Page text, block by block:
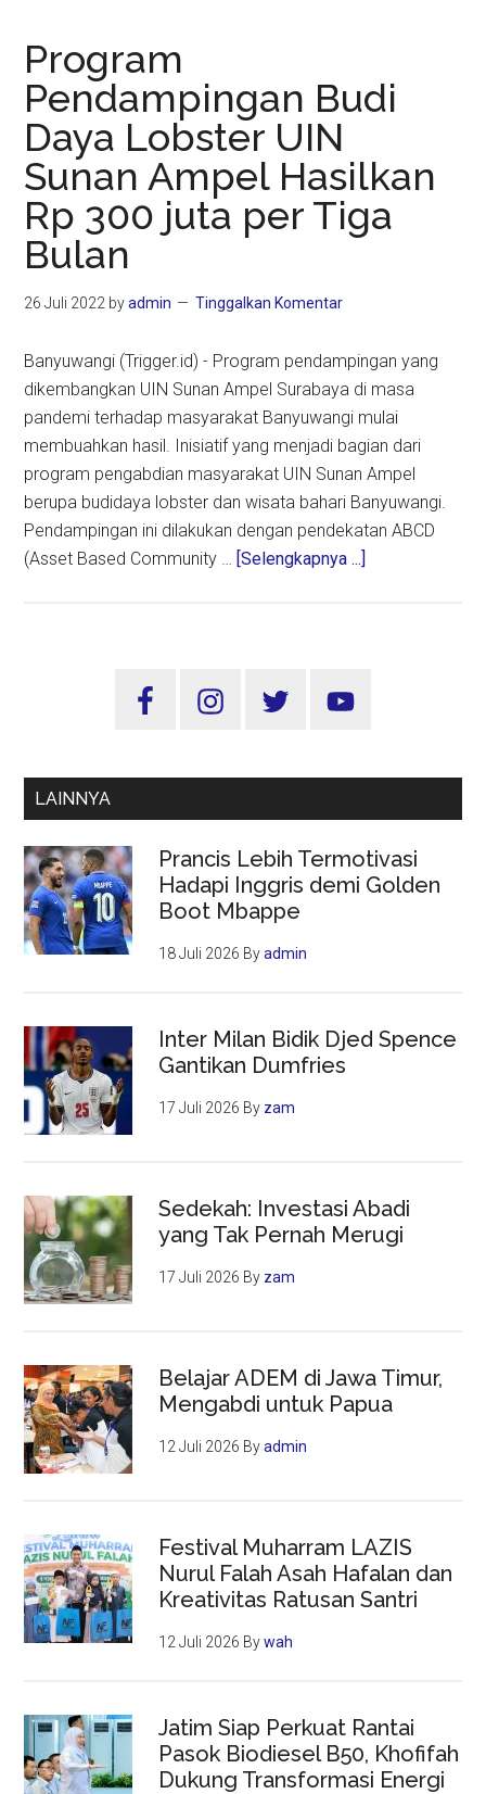
Program
Pendampingan Budi
Daya Lobster UIN
Sunan Ampel Hasilkan
Rp 300 juta per Tiga
Bulan
26 Juli 2022 byadmin Tinggalkan Komentar
Banyuwangi (Trigger.id) - Program pendampingan yang
dikembangkan UIN Sunan Ampel Surabaya di masa
pandemi terhadap masyarakat Banyuwangi mulai
membuahkan hasil. Inisiatif yang menjadi bagian dari
program pengabdian masyarakat UIN Sunan Ampel
berupa budidaya lobster dan wisata bahari Banyuwangi.
Pendampingan ini dilakukan dengan pendekatan ABCD
(Asset Based Community … [Selengkapnya ...]
Ampel
300
juta
Sidebar
LAINNYA
Prancis Lebih Termotivasi
Hadapi Inggris demi Golden
Boot Mbappe
18 Juli 2026 Byadmin
Inter Milan Bidik Djed Spence
Gantikan Dumfries
17 Juli 2026 By zam
Sedekah: Investasi Abadi
yang Tak Pernah Merugi
17 Juli 2026 By zam
Belajar ADEM di Jawa Timur,
Mengabdi untuk Papua
12 Juli 2026 Byadmin
Festival Muharram LAZIS
Nurul Falah Asah Hafalan dan
Kreativitas Ratusan Santri
12 Juli 2026 Bywah
Jatim Siap Perkuat Rantai
Pasok Biodiesel B50, Khofifah
Dukung Transformasi Energi